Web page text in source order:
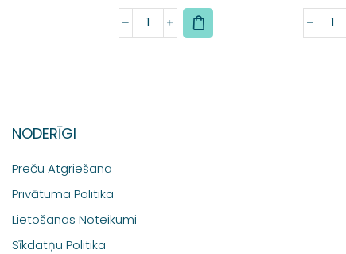
NODERĪGI
Preču Atgriešana
Privātuma Politika
Lietošanas Noteikumi
Sīkdatņu Politika